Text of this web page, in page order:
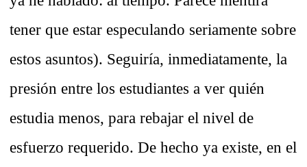
tener que estar especulando seriamente sobre
estos asuntos). Seguiría, inmediatamente, la
presión entre los estudiantes a ver quién
estudia menos, para rebajar el nivel de
esfuerzo requerido. De hecho ya existe, en el